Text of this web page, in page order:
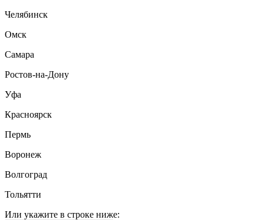
Челябинск
Омск
Самара
Ростов-на-Дону
Уфа
Красноярск
Пермь
Воронеж
Волгоград
Тольятти
Или укажите в строке ниже: